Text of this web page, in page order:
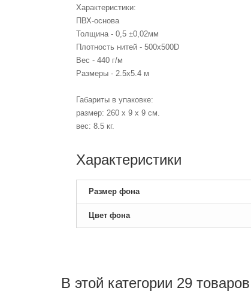
Характеристики:
ПВХ-основа
Толщина - 0,5 ±0,02мм
Плотность нитей - 500x500D
Вес - 440 г/м
Размеры - 2.5х5.4 м
Габариты в упаковке:
размер: 260 х 9 х 9 см.
вес: 8.5 кг.
Характеристики
Размер фона
Цвет фона
В этой категории 29